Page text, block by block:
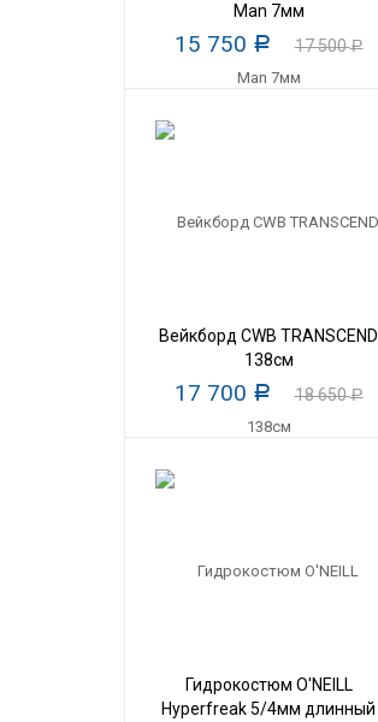
Man 7мм
15 750 Р 17 500Р
Вейкборд CWB TRANSCEND
138см
17 700 Р 18 650Р
Гидрокостюм O'NEILL
Hyperfreak 5/4мм длинный